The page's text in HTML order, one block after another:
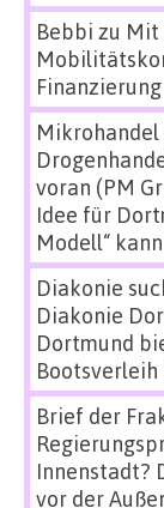
Bebbi zu Mit
Mikrohandel
voran (PM
Idee für
Modell“
Diakonie
Diakonie
Dortmund
Brief der
Innenstadt?
vor der